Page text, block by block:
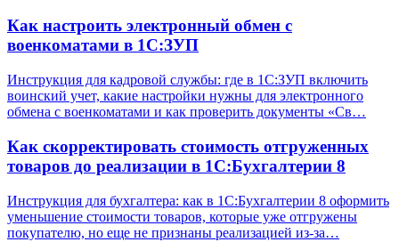
Как настроить электронный обмен с
военкоматами в 1С:ЗУП
Инструкция для кадровой службы: где в 1С:ЗУП включить
воинский учет, какие настройки нужны для электронного
обмена с военкоматами и как проверить документы «Св…
Как скорректировать стоимость отгруженных
товаров до реализации в 1С:Бухгалтерии 8
Инструкция для бухгалтера: как в 1С:Бухгалтерии 8 оформить
уменьшение стоимости товаров, которые уже отгружены
покупателю, но еще не признаны реализацией из-за…